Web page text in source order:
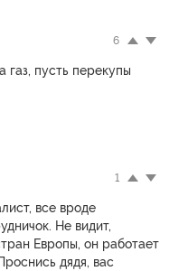
6
газ, пусть перекупы
1
все вроде
Не видит,
Европы, он работает
дядя, вас